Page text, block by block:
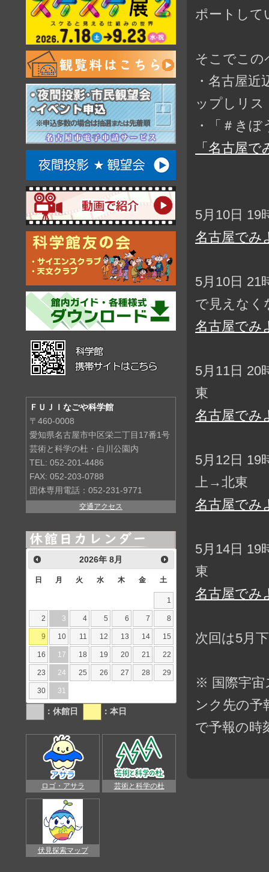
ポートして
そこでこの
・名古屋
ップしリ
・「＃き
「名古屋
5月10日 19
名古屋でみ
5月10日 21
で見えなく
名古屋でみ
5月11日 20
東
名古屋でみ
5月12日 19
上→北東
名古屋でみ
5月14日 19
東
名古屋でみ
次回は5月
※ 国際宇宙
ンク先の予
で予報の時
ＦＵＪＩなごや科学館
〒460-0008
愛知県名古屋市中区栄二丁目17番1号
芸術と科学の杜・白川公園内
TEL: 052-201-4486
FAX: 052-203-0788
団体専用電話：052-231-9771
交通アクセス
2026年8月
日 月 火 水 木 金 土
1
2 3 4 5 6 7 8
9 10 11 12 13 14 15
16 17 18 19 20 21 22
23 24 25 26 27 28 29
30 31
：休館日 ：本日
ロゴ・アサラ 芸術と科学の杜
伏見探索マップ